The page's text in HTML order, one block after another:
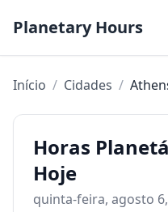
Planetary Hours
Início / Cidades /
Horas
Hoje
quinta-feira, agosto